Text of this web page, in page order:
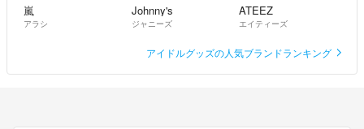
嵐
アラシ
Johnny's
ジャニーズ
ATEEZ
エイティーズ
アイドルグッズの人気ブランドランキング